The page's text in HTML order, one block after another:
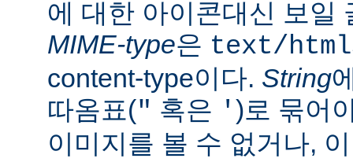
에 대한 아이콘대신 보일
MIME-type은 text/html
content-type이다. String
따옴표(" 혹은 ' )로 묶어
이미지를 볼 수 없거나,